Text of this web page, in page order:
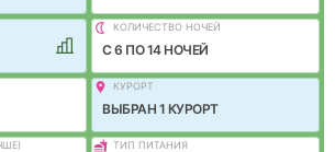
КОЛИЧЕСТВО НОЧЕЙ
C 6 ПО 14 НОЧЕЙ
КУРОРТ
ВЫБРАН 1 КУРОРТ
ТИП ПИТАНИЯ